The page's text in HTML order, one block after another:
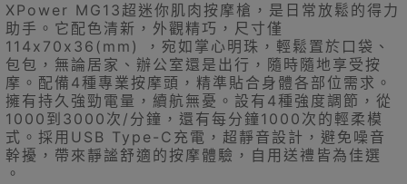
XPower MG13超迷你肌肉按摩槍，是日常放鬆的得力
助手。它配色清新，外觀精巧，尺寸僅
114x70x36(mm) ，宛如掌心明珠，輕鬆置於口袋、
包包，無論居家、辦公室還是出行，隨時隨地享受按
摩。配備4種專業按摩頭，精準貼合身體各部位需求。
擁有持久強勁電量，續航無憂。設有4種強度調節，從
1000到3000次/分鐘，還有每分鐘1000次的輕柔模
式。採用USB Type-C充電，超靜音設計，避免噪音
幹擾，帶來靜謐舒適的按摩體驗，自用送禮皆為佳選
。